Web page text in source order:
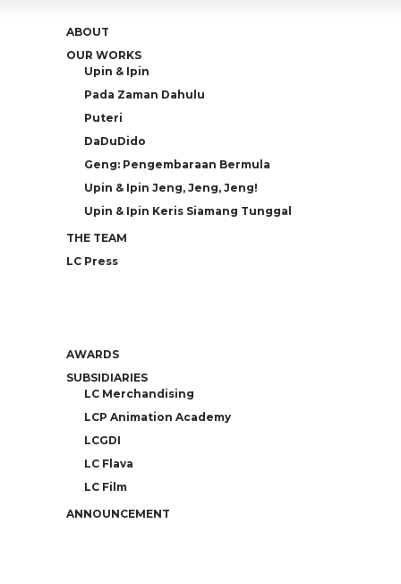
ABOUT
OUR WORKS
Upin & Ipin
Pada Zaman Dahulu
Puteri
DaDuDido
Geng: Pengembaraan Bermula
Upin & Ipin Jeng, Jeng, Jeng!
Upin & Ipin Keris Siamang Tunggal
THE TEAM
LC Press
AWARDS
SUBSIDIARIES
LC Merchandising
LCP Animation Academy
LCGDI
LC Flava
LC Film
ANNOUNCEMENT